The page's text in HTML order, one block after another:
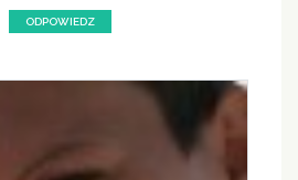
ODPOWIEDZ